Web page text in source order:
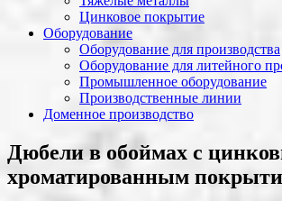
Цинковое покрытие
Оборудование
Оборудование для производства
Оборудование для литейного
Промышленное оборудование
Производственные линии
Доменное производство
Дюбели в обоймах с
хроматированным